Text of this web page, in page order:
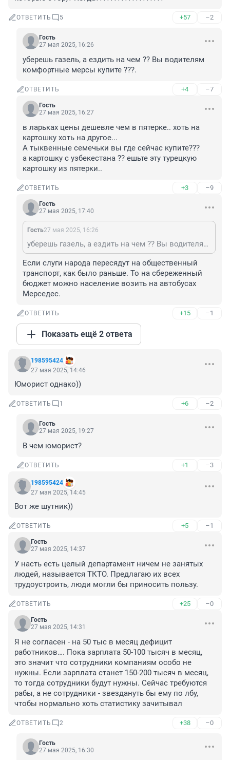
ОТВЕТИТЬ 5 +57 –2
Гость
27 мая 2025, 16:26
уберешь газель, а ездить на чем ?? Вы водителям
комфортные мерсы купите ???.
ОТВЕТИТЬ +4 –7
Гость
27 мая 2025, 16:27
в ларьках цены дешевле чем в пятерке.. хоть на
картошку хоть на другое...
А тыквенные семечьки вы где сейчас купите???
а картошку с узбекестана ?? ешьте эту турецкую
картошку из пятерки..
ОТВЕТИТЬ +3 –9
Гость
27 мая 2025, 17:40
Гость27 мая 2025, 16:26
уберешь газель, а ездить на чем ?? Вы водителям комфортные мерсы купите ???.
Если слуги народа пересядут на общественный
транспорт, как было раньше. То на сбереженный
бюджет можно население возить на автобусах
Мерседес.
ОТВЕТИТЬ +15 –1
Показать ещё 2 ответа
198595424
27 мая 2025, 14:46
Юморист однако))
ОТВЕТИТЬ 1 +6 –2
Гость
27 мая 2025, 19:27
В чем юморист?
ОТВЕТИТЬ +1 –3
198595424
27 мая 2025, 14:45
Вот же шутник))
ОТВЕТИТЬ +5 –1
Гость
27 мая 2025, 14:37
У насть есть целый департамент ничем не занятых
людей, называется ТКТО. Предлагаю их всех
трудоустроить, люди могли бы приносить пользу.
ОТВЕТИТЬ +25 –0
Гость
27 мая 2025, 14:31
Я не согласен - на 50 тыс в месяц дефицит
работников…. Пока зарплата 50-100 тысяч в месяц,
это значит что сотрудники компаниям особо не
нужны. Если зарплата станет 150-200 тысяч в месяц,
то тогда сотрудники будут нужны. Сейчас требуются
рабы, а не сотрудники - звездануть бы ему по лбу,
чтобы нормально хоть статистику зачитывал
ОТВЕТИТЬ 2 +38 –0
Гость
27 мая 2025, 16:30